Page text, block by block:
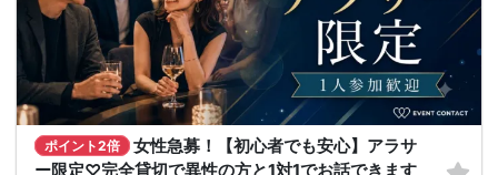
ポイント2倍
女性急募！【初心者でも安心】アラサ
ー限定♡完全貸切で異性の方と1対1でお話できます